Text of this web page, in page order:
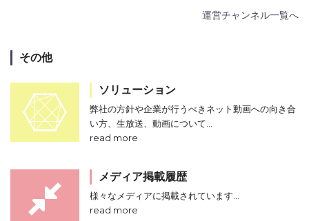
運営チャンネル一覧へ
その他
ソリューション
弊社の方針や企業が行うべきネット動画への向き合
い方、生放送、動画について…
read more
メディア掲載履歴
様々なメディアに掲載されています…
read more